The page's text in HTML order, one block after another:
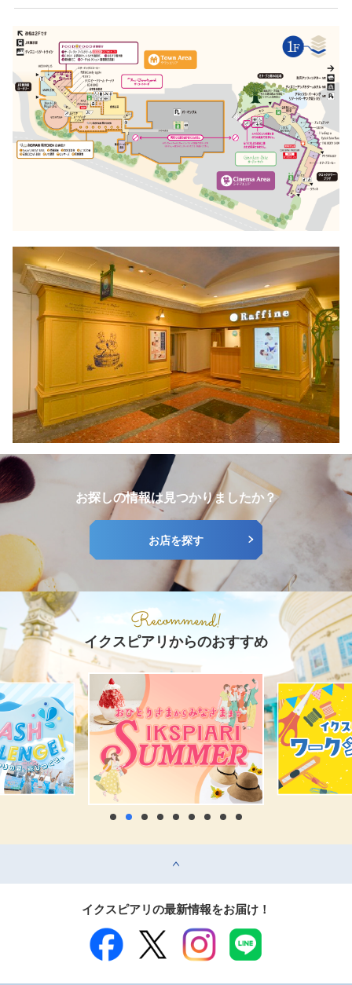
お探しの情報は見つかりましたか？
お店を探す
イクスピアリからのおすすめ
イクスピアリの最新情報をお届け！